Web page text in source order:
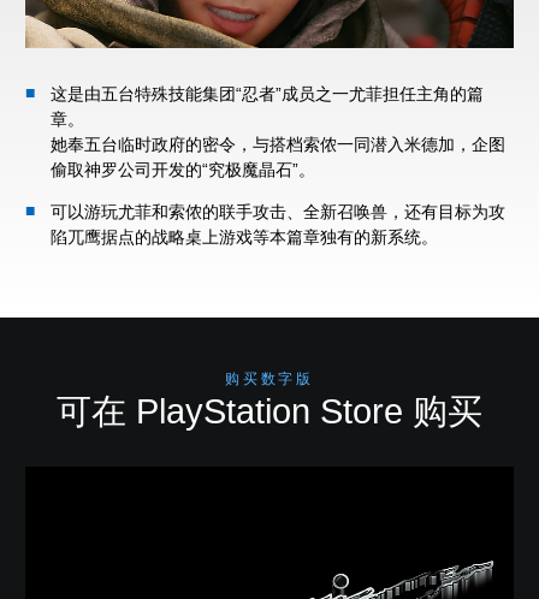
这是由五台特殊技能集团“忍者”成员之一尤菲担任主角的篇
章。
她奉五台临时政府的密令，与搭档索侬一同潜入米德加，企图
偷取神罗公司开发的“究极魔晶石”。
可以游玩尤菲和索侬的联手攻击、全新召唤兽，还有目标为攻
陷兀鹰据点的战略桌上游戏等本篇章独有的新系统。
购买数字版
可在 PlayStation Store 购买